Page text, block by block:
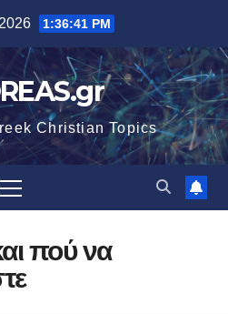
1:36:41 PM
Christian Topics
πού να